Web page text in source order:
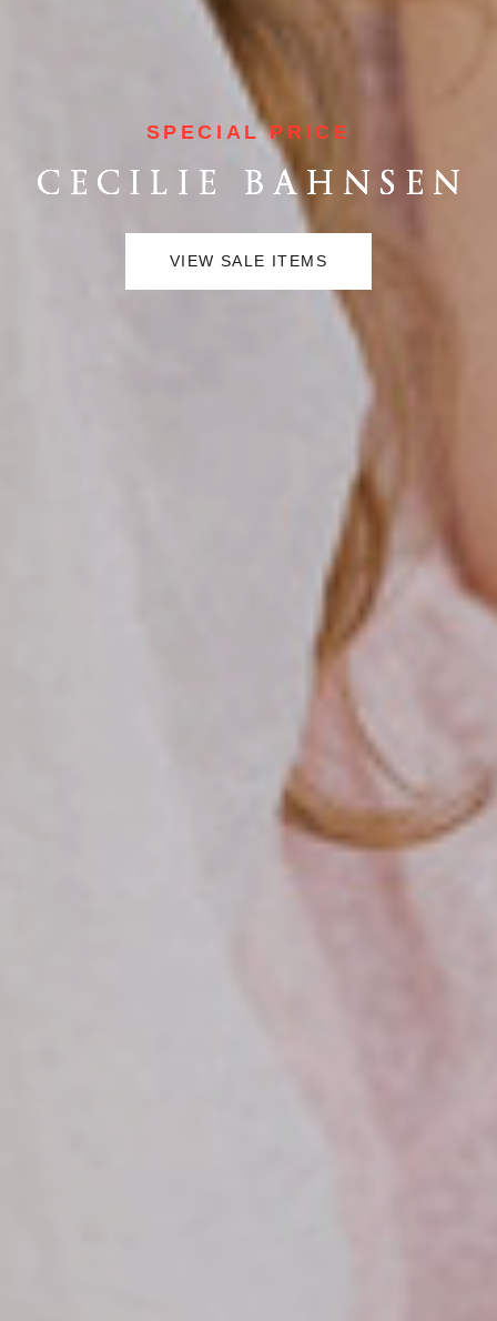
SPECIAL PRICE
VIEW SALE ITEMS